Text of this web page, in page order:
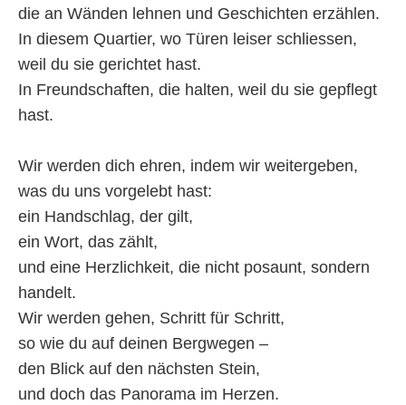
die an Wänden lehnen und Geschichten erzählen.
In diesem Quartier, wo Türen leiser schliessen,
weil du sie gerichtet hast.
In Freundschaften, die halten, weil du sie gepflegt
hast.
Wir werden dich ehren, indem wir weitergeben,
was du uns vorgelebt hast:
ein Handschlag, der gilt,
ein Wort, das zählt,
und eine Herzlichkeit, die nicht posaunt, sondern
handelt.
Wir werden gehen, Schritt für Schritt,
so wie du auf deinen Bergwegen –
den Blick auf den nächsten Stein,
und doch das Panorama im Herzen.